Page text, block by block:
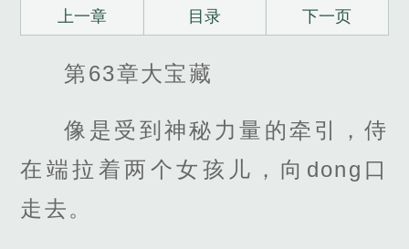
上一章 目录 下一页
第63章大宝藏
像是受到神秘力量的牵引，侍
在端拉着两个女孩儿，向dong口
走去。